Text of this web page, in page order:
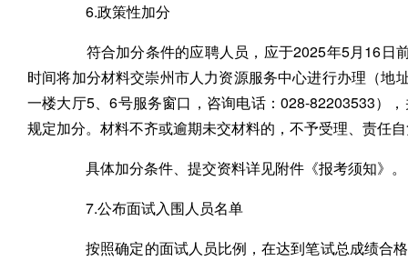
6.政策性加分
符合加分条件的应聘人员，应于2025年5月16日
时间将加分材料交崇州市人力资源服务中心进行办理（
一楼大厅5、6号服务窗口，咨询电话：028-82203533）
规定加分。材料不齐或逾期未交材料的，不予受理、责任
具体加分条件、提交资料详见附件《报考须知》。
7.公布面试入围人员名单
按照确定的面试人员比例，在达到笔试总成绩合